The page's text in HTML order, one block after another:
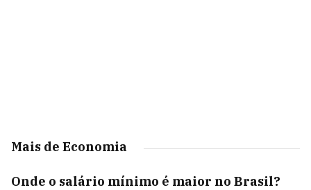
Mais de Economia
Onde o salário mínimo é maior no Brasil?